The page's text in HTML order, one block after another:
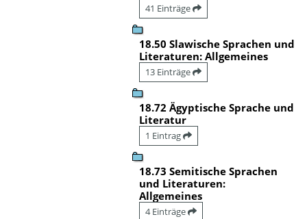
41 Einträge
18.50 Slawische Sprachen und
Literaturen: Allgemeines
13 Einträge
18.72 Ägyptische Sprache und
Literatur
1 Eintrag
18.73 Semitische Sprachen
und Literaturen:
Allgemeines
4 Einträge